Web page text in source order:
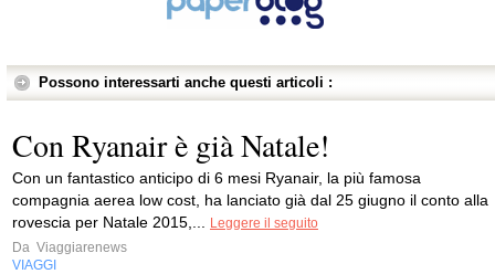
Possono interessarti anche questi articoli :
Con Ryanair è già Natale!
Con un fantastico anticipo di 6 mesi Ryanair, la più famosa
compagnia aerea low cost, ha lanciato già dal 25 giugno il conto alla
rovescia per Natale 2015,...
Leggere il seguito
Da Viaggiarenews
VIAGGI